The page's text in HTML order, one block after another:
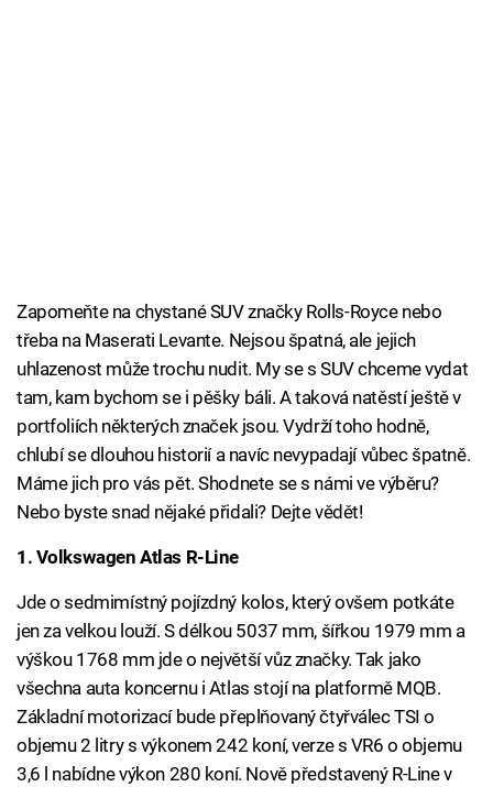
Zapomeňte na chystané SUV značky Rolls-Royce nebo
třeba na Maserati Levante. Nejsou špatná, ale jejich
uhlazenost může trochu nudit. My se s SUV chceme vydat
tam, kam bychom se i pěšky báli. A taková natěstí ještě v
portfoliích některých značek jsou. Vydrží toho hodně,
chlubí se dlouhou historií a navíc nevypadají vůbec špatně.
Máme jich pro vás pět. Shodnete se s námi ve výběru?
Nebo byste snad nějaké přidali? Dejte vědět!
1. Volkswagen Atlas R-Line
Jde o sedmimístný pojízdný kolos, který ovšem potkáte
jen za velkou louží. S délkou 5037 mm, šířkou 1979 mm a
výškou 1768 mm jde o největší vůz značky. Tak jako
všechna auta koncernu i Atlas stojí na platformě MQB.
Základní motorizací bude přeplňovaný čtyřválec TSI o
objemu 2 litry s výkonem 242 koní, verze s VR6 o objemu
3,6 l nabídne výkon 280 koní. Nově představený R-Line v